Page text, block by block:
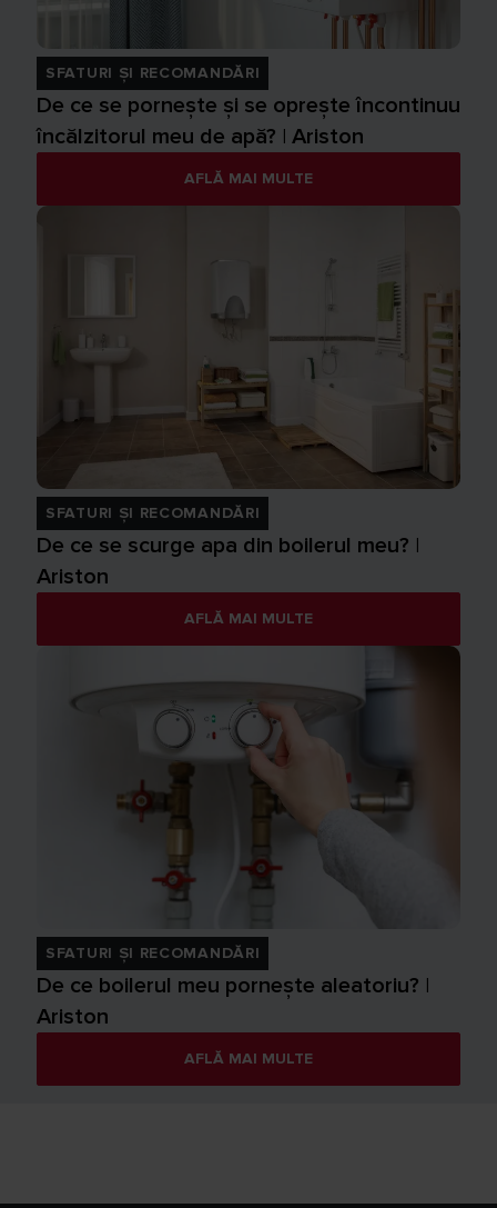
SFATURI ȘI RECOMANDĂRI
De ce se pornește și se oprește încontinuu
încălzitorul meu de apă? | Ariston
AFLĂ MAI MULTE
SFATURI ȘI RECOMANDĂRI
De ce se scurge apa din boilerul meu? |
Ariston
AFLĂ MAI MULTE
SFATURI ȘI RECOMANDĂRI
De ce boilerul meu pornește aleatoriu? |
Ariston
AFLĂ MAI MULTE